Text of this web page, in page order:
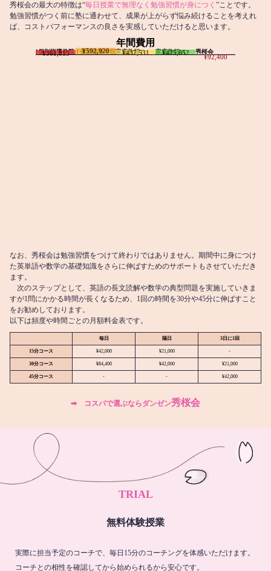
秀桜会の最大の特徴は“毎日授業で無理なく勉強習慣が身につく ”ことです。
勉強習慣がつく前に塾に通わせて、成果が上がらず悩み続けることを考えれ
ば、コストパフォーマンスの良さを実感していただけると思います。
年間費用
I個別指導学院
¥361,815 T個別指導学院
¥592,920 家庭教師T
¥437,531 家庭教師M
¥425,652 秀桜会
¥92,400
なお、秀桜会は勉強習慣をつけて終わりではありません。期間中に身につけ
た英単語や数学の基礎知識をさらに伸ばすためのサポートもさせていただき
ます。
次のステップとして、英語の長文読解や数学の典型問題を実施していきま
すが1問にかかる時間が長くなるため、1回の時間を30分や45分に伸ばすこと
をお勧めしております。
以下は頻度や時間ごとの月額料金表です。
毎日 隔日 3日に1回
15分コース ¥42,000 ¥21,000 -
30分コース ¥84,400 ¥42,000 ¥21,000
45分コース - - ¥42,000
➡︎ コスパで選ぶならダンゼン秀桜会
TRIAL
無料体験授業
実際に担当予定のコーチで、毎日15分のコーチングを体感いただけます。
コーチとの相性を確認してから始められるから安心です。